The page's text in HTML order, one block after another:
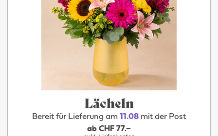
Lächeln
Bereit für Lieferung am 11.08 mit der Post
ab CHF 77.–